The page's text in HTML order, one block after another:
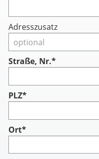
Adresszusatz
Straße, Nr.*
PLZ*
Ort*